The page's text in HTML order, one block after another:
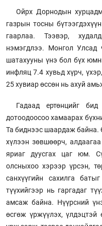
Ойрх Дорнодын
газрын тосны
гаарлаа. Тээвэр,
нэмэгдлээ. Монгол
шатахууны үнэ бол бүх
инфляц 7.4 хувьд хүрч,
25 хувиар өссөн нь ахуй
Гадаад ертөнцийг
дотоодоосоо хамаарах
Та биднээс шаардаж байна.
хүлээн зөвшөөрч,
яриаг дуусгах цаг юм.
олсныхоо хэрээр үрсэн,
санхүүгийн сахилга
түүхийгээр нь гаргадаг
амсаж байна. Нүүрсний
өсгөж үржүүлэх, үлдэцтэй